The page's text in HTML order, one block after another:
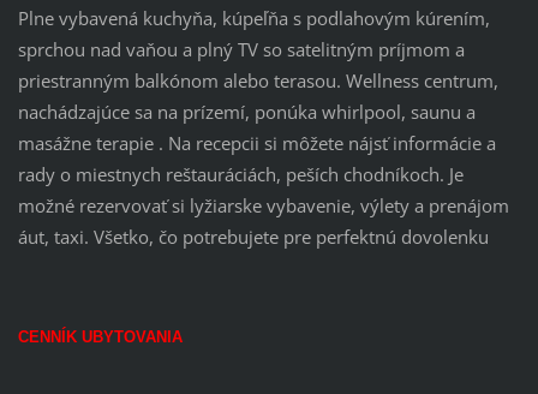
Plne vybavená kuchyňa, kúpeľňa s podlahovým kúrením,
sprchou nad vaňou a plný TV so satelitným príjmom a
priestranným balkónom alebo terasou. Wellness centrum,
nachádzajúce sa na prízemí, ponúka whirlpool, saunu a
masážne terapie . Na recepcii si môžete nájsť informácie a
rady o miestnych reštauráciách, peších chodníkoch. Je
možné rezervovať si lyžiarske vybavenie, výlety a prenájom
áut, taxi. Všetko, čo potrebujete pre perfektnú dovolenku
CENNÍK UBYTOVANIA